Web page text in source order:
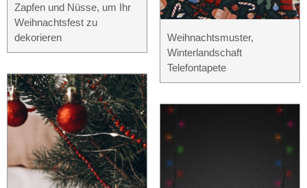
Zapfen und Nüsse, um Ihr
Weihnachtsfest zu
dekorieren
Weihnachtsmuster,
Winterlandschaft
Telefontapete